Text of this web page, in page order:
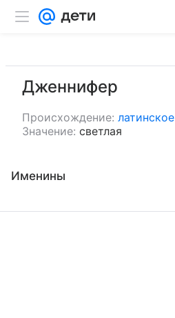
Дженнифер
Происхождение: латинское
Значение: светлая
Именины